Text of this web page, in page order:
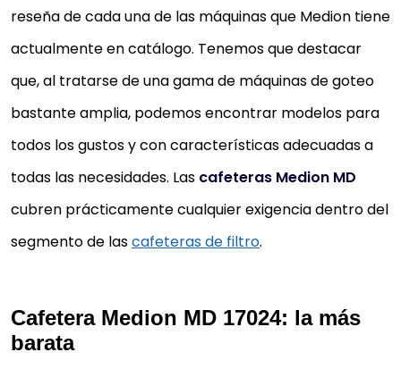
reseña de cada una de las máquinas que Medion tiene
actualmente en catálogo. Tenemos que destacar
que, al tratarse de una gama de máquinas de goteo
bastante amplia, podemos encontrar modelos para
todos los gustos y con características adecuadas a
todas las necesidades. Las cafeteras Medion MD
cubren prácticamente cualquier exigencia dentro del
segmento de lascafeteras de filtro.
Cafetera Medion MD 17024: la más
barata